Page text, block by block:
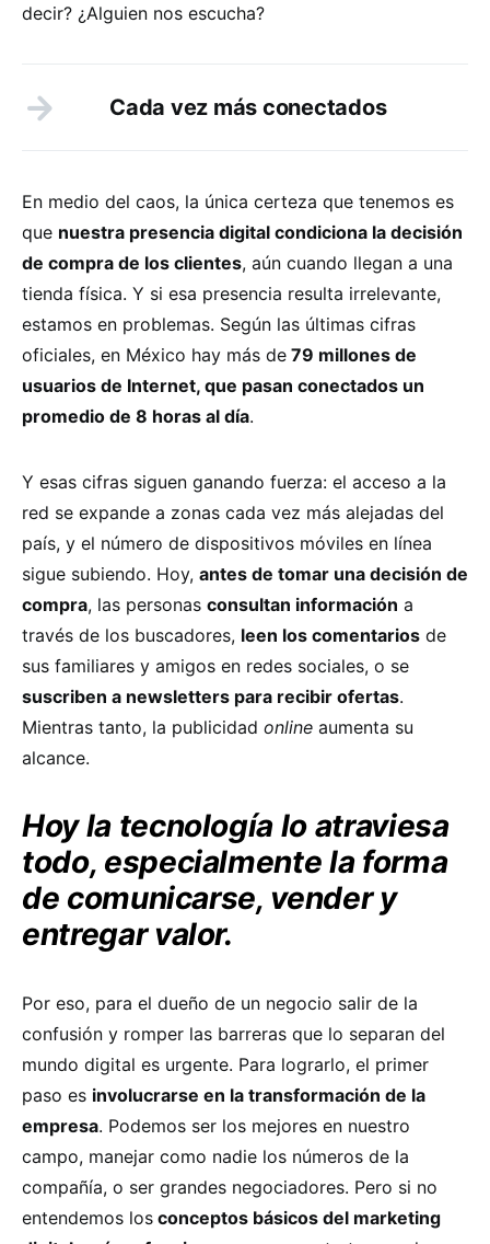
decir? ¿Alguien nos escucha?
Cada vez más conectados
En medio del caos, la única certeza que tenemos es
que nuestra presencia digital condiciona la decisión
de compra de los clientes, aún cuando llegan a una
tienda física. Y si esa presencia resulta irrelevante,
estamos en problemas. Según las últimas cifras
oficiales, en México hay más de 79 millones de
usuarios de Internet, que pasan conectados un
promedio de 8 horas al día.
Y esas cifras siguen ganando fuerza: el acceso a la
red se expande a zonas cada vez más alejadas del
país, y el número de dispositivos móviles en línea
sigue subiendo. Hoy, antes de tomar una decisión de
compra, las personas consultan información a
través de los buscadores, leen los comentarios de
sus familiares y amigos en redes sociales, o se
suscriben a newsletters para recibir ofertas.
Mientras tanto, la publicidad online aumenta su
alcance.
Hoy la tecnología lo atraviesa
todo, especialmente la forma
de comunicarse, vender y
entregar valor.
Por eso, para el dueño de un negocio salir de la
confusión y romper las barreras que lo separan del
mundo digital es urgente. Para lograrlo, el primer
paso es involucrarse en la transformación de la
empresa. Podemos ser los mejores en nuestro
campo, manejar como nadie los números de la
compañía, o ser grandes negociadores. Pero si no
entendemos los conceptos básicos del marketing